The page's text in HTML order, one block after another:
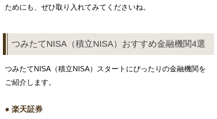
ためにも、ぜひ取り入れてみてくださいね。
つみたてNISA（積立NISA）おすすめ金融機関4選
つみたてNISA（積立NISA）スタートにぴったりの金融機関を
ご紹介します。
● 楽天証券